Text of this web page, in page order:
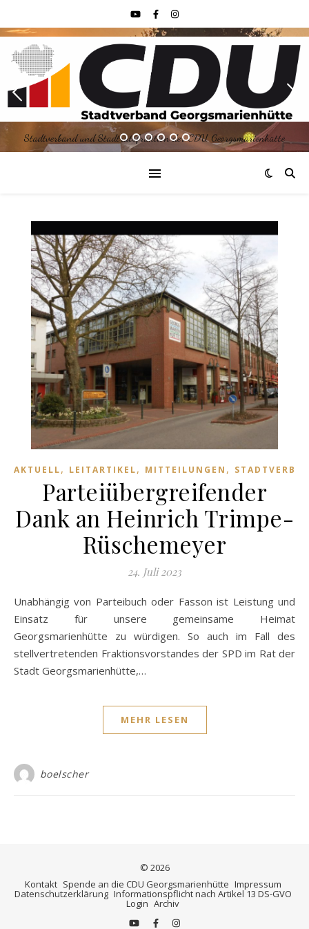
Stadtverband und Stadtratsfraktion der CDU Georgsmarienhütte
AKTUELL, LEITARTIKEL, MITTEILUNGEN ,
Parteiübergreifender
Dank an Heinrich Trimpe-
Rüschemeyer
24. Juli 2023
Unabhängig von Parteibuch oder Fasson ist Leistung und
Einsatz für unsere gemeinsame Heimat
Georgsmarienhütte zu würdigen. So auch im Fall des
stellvertretenden Fraktionsvorstandes der SPD im Rat der
Stadt Georgsmarienhütte,…
MEHR LESEN
boelscher
© 2026
Kontakt Spende an die CDU Georgsmarienhütte Impressum
Datenschutzerklärung Informationspflicht nach Artikel 13 DS-GVO
Login Archiv